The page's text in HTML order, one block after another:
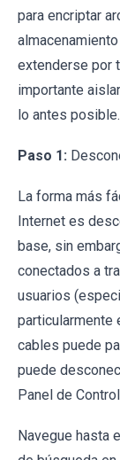
para encriptar
extenderse por
importante
lo antes posible.
Paso 1:
La forma más
Internet es
base, sin
conectados a
usuarios
particularmente
cables puede
puede
Panel de
Navegue hasta